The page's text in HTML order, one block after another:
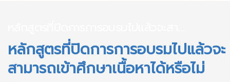
หลักสูตรที่ปิดการการอบรมไปแล้วจะ
สามารถเข้าศึกษาเนื้อหาได้หรือไม่